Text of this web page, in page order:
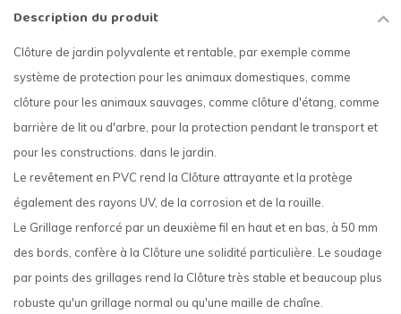
Description du produit
Clôture de jardin polyvalente et rentable, par exemple comme
système de protection pour les animaux domestiques, comme
clôture pour les animaux sauvages, comme clôture d'étang, comme
barrière de lit ou d'arbre, pour la protection pendant le transport et
pour les constructions. dans le jardin.
Le revêtement en PVC rend la Clôture attrayante et la protège
également des rayons UV, de la corrosion et de la rouille.
Le Grillage renforcé par un deuxième fil en haut et en bas, à 50 mm
des bords, confère à la Clôture une solidité particulière. Le soudage
par points des grillages rend la Clôture très stable et beaucoup plus
robuste qu'un grillage normal ou qu'une maille de chaîne.